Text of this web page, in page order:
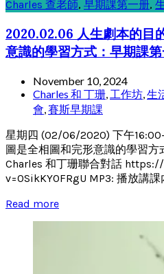
Charles 查老師, 早期課第一册,
2020.02.06 人生劇本的目
意識的學習方式：早期課
November 10, 2024
Charles 和 丁珊, 工作坊,生
會,賽斯早期課
星期四 (02/06/2020) 下午
圖是全相圖和完形意識的學習方
Charles 和丁珊聯合對話
v=0SikKY0FRgU MP3: 播放講課
Read more